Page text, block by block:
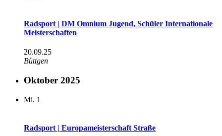
Radsport | DM Omnium Jugend, Schüler Internationale
Meisterschaften
20.09.25
Büttgen
Oktober 2025
Mi. 1
Radsport | Europameisterschaft Straße